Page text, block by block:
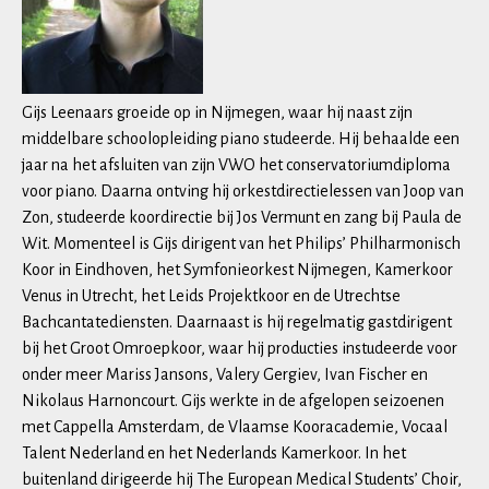
Gijs Leenaars groeide op in Nijmegen, waar hij naast zijn
middelbare schoolopleiding piano studeerde. Hij behaalde een
jaar na het afsluiten van zijn VWO het conservatoriumdiploma
voor piano. Daarna ontving hij orkestdirectielessen van Joop van
Zon, studeerde koordirectie bij Jos Vermunt en zang bij Paula de
Wit. Momenteel is Gijs dirigent van het Philips’ Philharmonisch
Koor in Eindhoven, het Symfonieorkest Nijmegen, Kamerkoor
Venus in Utrecht, het Leids Projektkoor en de Utrechtse
Bachcantatediensten. Daarnaast is hij regelmatig gastdirigent
bij het Groot Omroepkoor, waar hij producties instudeerde voor
onder meer Mariss Jansons, Valery Gergiev, Ivan Fischer en
Nikolaus Harnoncourt. Gijs werkte in de afgelopen seizoenen
met Cappella Amsterdam, de Vlaamse Kooracademie, Vocaal
Talent Nederland en het Nederlands Kamerkoor. In het
buitenland dirigeerde hij The European Medical Students’ Choir,